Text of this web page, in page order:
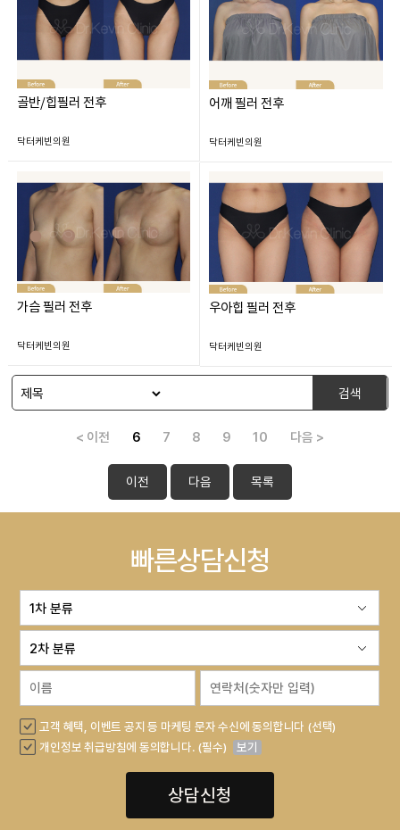
골반/힙필러 전후
닥터케빈의원
어깨 필러 전후
닥터케빈의원
가슴 필러 전후
닥터케빈의원
우아힙 필러 전후
닥터케빈의원
검색
< 이전 6 7 8 9 10 다음 >
이전 다음 목록
빠른상담신청
고객 혜택, 이벤트 공지 등 마케팅 문자 수신에 동의합니다 (선택)
개인정보 취급방침에 동의합니다. (필수)
보기
상담신청